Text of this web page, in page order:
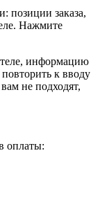
позиции заказа,
Нажмите
информацию
к вводу
не подходят,
оплаты: